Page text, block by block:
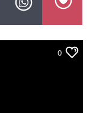
0